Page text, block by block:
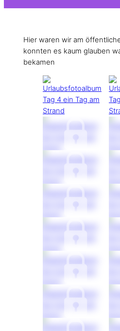
Hier waren wir am
konnten es kaum glauben
bekamen